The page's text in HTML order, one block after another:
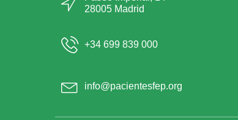
28005 Madrid
+34 699 839 000
info@pacientesfep.org